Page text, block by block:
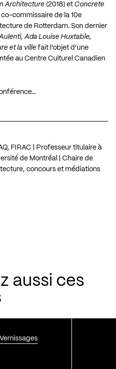
Architecture (2018) et Concrete
co-commissaire de la 10e
de Rotterdam. Son dernier
Ada Louise Huxtable,
et la ville fait l’objet d’une
au Centre Culturel Canadien
FIRAC | Professeur titulaire à
de Montréal | Chaire de
concours et médiations
aussi ces
Vernissages